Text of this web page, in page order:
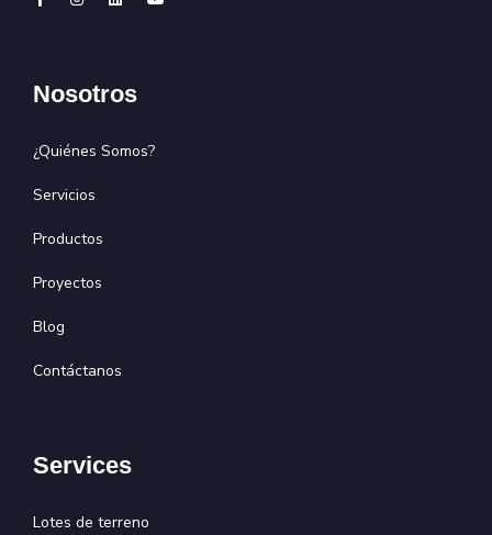
Nosotros
¿Quiénes Somos?
Servicios
Productos
Proyectos
Blog
Contáctanos
Services
Lotes de terreno